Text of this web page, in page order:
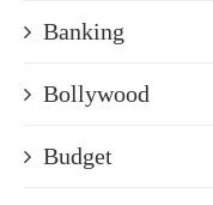
Banking
Bollywood
Budget